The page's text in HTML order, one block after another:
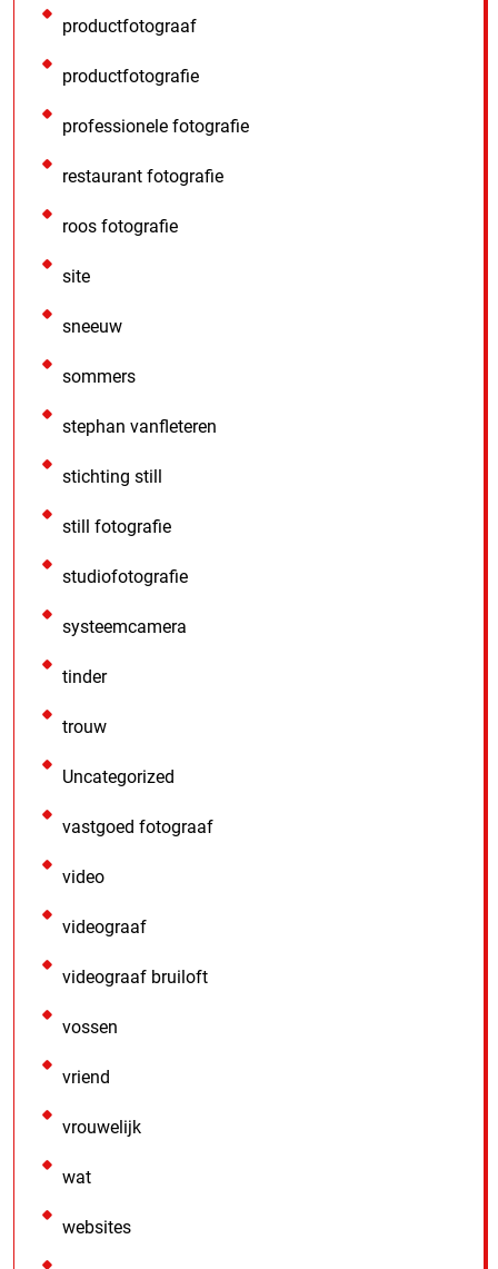
productfotograaf
productfotografie
professionele fotografie
restaurant fotografie
roos fotografie
site
sneeuw
sommers
stephan vanfleteren
stichting still
still fotografie
studiofotografie
systeemcamera
tinder
trouw
Uncategorized
vastgoed fotograaf
video
videograaf
videograaf bruiloft
vossen
vriend
vrouwelijk
wat
websites